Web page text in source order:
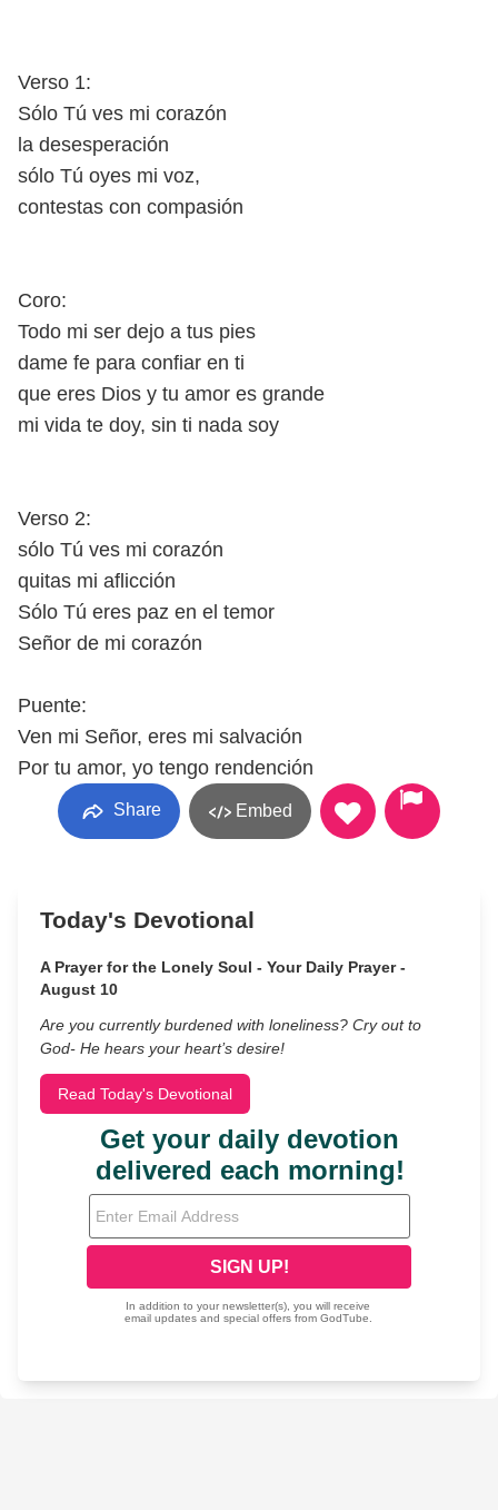
Verso 1:
Sólo Tú ves mi corazón
la desesperación
sólo Tú oyes mi voz,
contestas con compasión
Coro:
Todo mi ser dejo a tus pies
dame fe para confiar en ti
que eres Dios y tu amor es grande
mi vida te doy, sin ti nada soy
Verso 2:
sólo Tú ves mi corazón
quitas mi aflicción
Sólo Tú eres paz en el temor
Señor de mi corazón
Puente:
Ven mi Señor, eres mi salvación
Por tu amor, yo tengo rendención
Share Embed
Today's Devotional
A Prayer for the Lonely Soul - Your Daily Prayer -
August 10
Are you currently burdened with loneliness? Cry out to
God- He hears your heart’s desire!
Read Today's Devotional